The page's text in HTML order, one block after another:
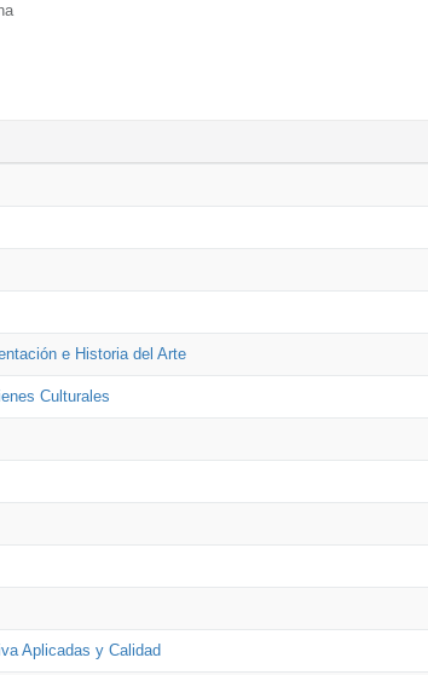
e Historia del Arte
Culturales
Aplicadas y Calidad